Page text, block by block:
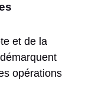
et de la
opérations